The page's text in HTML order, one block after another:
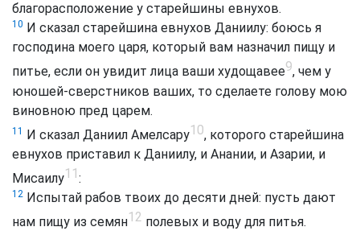
благорасположение у старейшины евнухов.
10 И сказал старейшина евнухов Даниилу: боюсь я
господина моего царя, который вам назначил пищу и
питье, если он увидит лица ваши худощавее9, чем у
юношей-сверстников ваших, то сделаете голову мою
виновною пред царем.
11 И сказал Даниил Амелсару10, которого старейшина
евнухов приставил к Даниилу, и Анании, и Азарии, и
Мисаилу11:
12 Испытай рабов твоих до десяти дней: пусть дают
нам пищу из семян12 полевых и воду для питья.